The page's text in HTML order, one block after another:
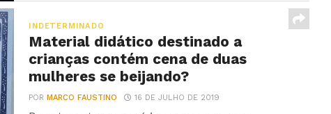
INDETERMINADO
Material didático destinado a
crianças contém cena de duas
mulheres se beijando?
PORMARCO FAUSTINO 16 DE JULHO DE 2019